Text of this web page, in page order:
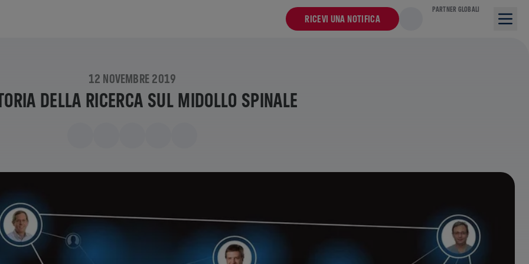
RICEVI UNA NOTIFICA
PARTNER GLOBALI
12 NOVEMBRE 2019
DELLA RICERCA SUL MIDOLLO SPINALE